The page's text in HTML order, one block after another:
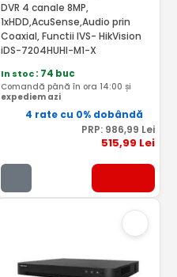
DVR 4 canale 8MP,
1xHDD,AcuSense,Audio prin
Coaxial, Functii IVS- HikVision
iDS-7204HUHI-M1-X
In stoc: 74 buc
Comandă până în ora 14:00 și
expediem azi
4 rate cu 0% dobândă
PRP: 986,99 Lei
515,99 Lei